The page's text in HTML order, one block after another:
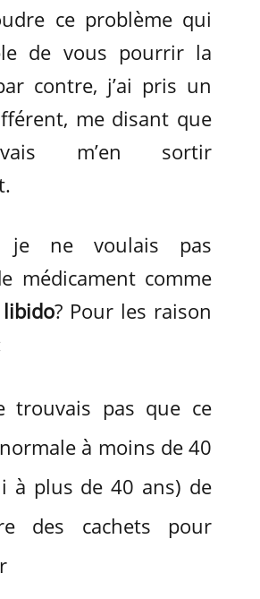
ce problème qui
de vous pourrir la
contre, j’ai pris un
me disant que
m’en sortir
je ne voulais pas
médicament comme
? Pour les raison
trouvais pas que ce
à moins de 40
à plus de 40 ans) de
des cachets pour